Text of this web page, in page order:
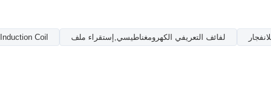
لفائف التعريفي الكهرومغناطيسي,إستقراء ملف Induction Coil